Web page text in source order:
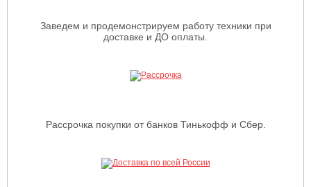
Заведем и продемонстрируем работу техники при
доставке и ДО оплаты.
Рассрочка покупки от банков Тинькофф и Сбер.